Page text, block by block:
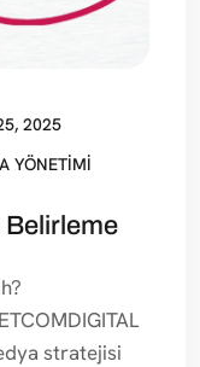
2025
YÖNETIMI
stratejisi